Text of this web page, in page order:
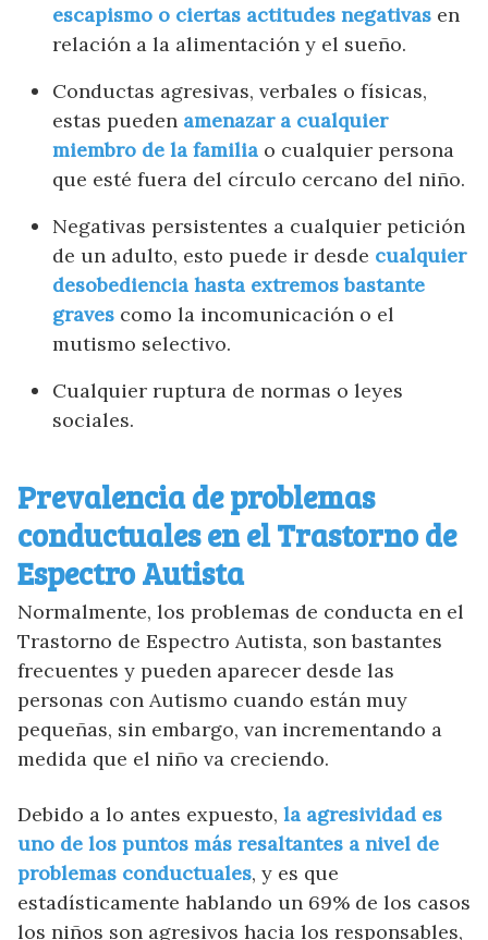
escapismo o ciertas actitudes negativas en
relación a la alimentación y el sueño.
Conductas agresivas, verbales o físicas,
estas pueden amenazar a cualquier
miembro de la familia o cualquier persona
que esté fuera del círculo cercano del niño.
Negativas persistentes a cualquier petición
de un adulto, esto puede ir desde cualquier
desobediencia hasta extremos bastante
graves como la incomunicación o el
mutismo selectivo.
Cualquier ruptura de normas o leyes
sociales.
Prevalencia de problemas
conductuales en el Trastorno de
Espectro Autista
Normalmente, los problemas de conducta en el
Trastorno de Espectro Autista, son bastantes
frecuentes y pueden aparecer desde las
personas con Autismo cuando están muy
pequeñas, sin embargo, van incrementando a
medida que el niño va creciendo.
Debido a lo antes expuesto, la agresividad es
uno de los puntos más resaltantes a nivel de
problemas conductuales, y es que
estadísticamente hablando un 69% de los casos
los niños son agresivos hacia los responsables,